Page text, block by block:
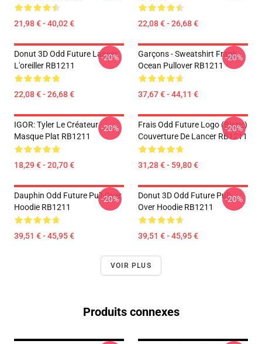
21,98 € - 40,02 € 22,08 € - 26,68 €
Donut 3D Odd Future Lancer
L'oreiller RB1211
22,08 € - 26,68 €
-20%
Garçons - Sweatshirt Frank
Ocean Pullover RB1211
37,67 € - 44,11 €
-20%
IGOR: Tyler Le Créateur
Masque Plat RB1211
18,29 € - 20,70 €
-20%
Frais Odd Future Logo (blanc)
Couverture De Lancer RB1211
31,28 € - 59,80 €
-20%
Dauphin Odd Future Pull-Over
Hoodie RB1211
39,51 € - 45,95 €
-20%
Donut 3D Odd Future Pull-
Over Hoodie RB1211
39,51 € - 45,95 €
-20%
VOIR PLUS
Produits connexes